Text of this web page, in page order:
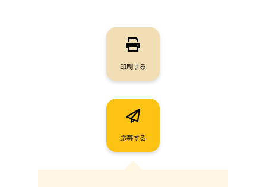
印刷する
応募する